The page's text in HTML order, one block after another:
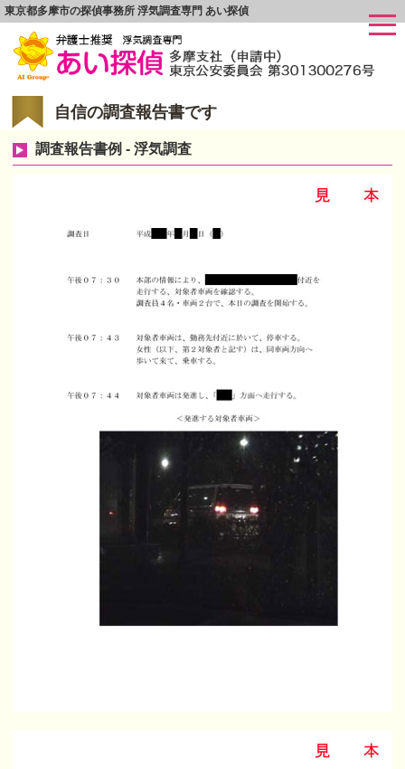
東京都多摩市の探偵事務所 浮気調査専門 あい探偵
自信の調査報告書です
調査報告書例 - 浮気調査